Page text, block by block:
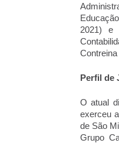
2021) e
Perfil de
O atual
exerceu
de São
Grupo